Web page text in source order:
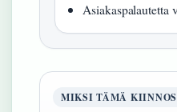
Asiakaspalautetta
MIKSI TÄMÄ